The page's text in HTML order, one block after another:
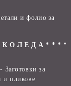
и фолио за
К О Л Е Д А * * * *
Заготовки за
и пликове